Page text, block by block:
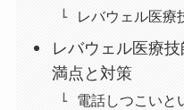
レバウェル医療
レバウェル医療
満点と対策
電話しつこいと